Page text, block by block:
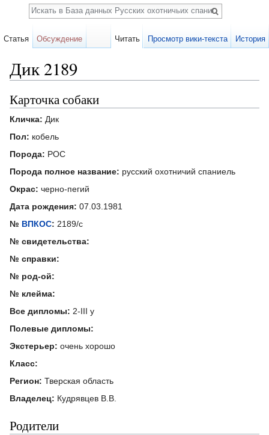
Дик 2189
Карточка собаки
Кличка: Дик
Пол: кобель
Порода: РОС
Порода полное название: русский охотничий спаниель
Окрас: черно-пегий
Дата рождения: 07.03.1981
№ ВПКОС: 2189/с
№ свидетельства:
№ справки:
№ род-ой:
№ клейма:
Все дипломы: 2-III у
Полевые дипломы:
Экстерьер: очень хорошо
Класс:
Регион: Тверская область
Владелец: Кудрявцев В.В.
Родители
Статья Обсуждение Читать Просмотр вики-текста История
Поиск